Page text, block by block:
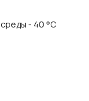
- 40 °C